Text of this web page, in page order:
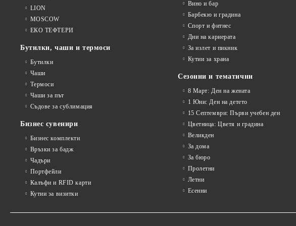
LION
MOSCOW
ЕКО ТЕФТЕРИ
Бутилки, чаши и термоси
Бутилки
Чаши
Термоси
Чаши за път
Съдове за сублимация
Бизнес сувенири
Бизнес комплекти
Връзки за бадж
Чадъри
Портфейли
Калъфи и RFID карти
Кутии за визитки
Вино и бар
Барбекю и градина
Спорт и фитнес
Дни на кариерата
За излет и пикник
Кутии за храна
Сезонни и тематични
8 Март: Ден на жената
1 Юни: Ден на детето
15 Септември: Първи учебен ден
Цветница: Цветя и градина
Великден
За дома
За бюро
Пролетни
Летни
Есенни